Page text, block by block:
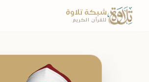
شبكة تلاوة
للقرآن الكريم